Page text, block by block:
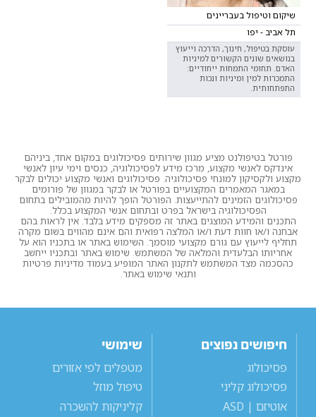
שיקום וטיפול בעבריינים
תל אביב - יפו
עוסקת בטיפול, חינוך, הדרכה וייעוץ
בנושאים שונים הקשורים למיניות
האדם. תחומי התמחות ייחודיים:
התמכרות למין ומיניות ונכות
התפתחותית.
פורטל בטיפולנט מציע מגוון שירותים פסיכולוגים במקום אחד, ביניהם
אינדקס לאנשי מקצוע, מרכז מידע לפסיכולוגיה, כנסים וימי עיון לאנשי
מקצוע ולקסיקון למונחי פסיכולוגיה. פסיכולוגים ואנשי מקצוע יכולים לבקר
במאגר המאמרים המקצועיים בפורטל או לבקר במגוון של פורומים
פסיכולוגים הזמינים להתייעצות. הפורטל הופך להיות מהמובילים בתחום
הפסיכולוגיה בישראל בפרט ובתחום אנשי המקצוע בכלל.
התכנים והמידע המוצגים באתר זה מספקים מידע בלבד. אין לראות בהם
אבחנה ו/או חוות דעת ו/או המלצה רפואית והם אינם מהווים בשום מקרה
תחליף לייעוץ עם גורם מקצועי מוסמך. השימוש באתר או בתכניו הוא על
אחריותו הבלעדית והמלאה של המשתמש. שימוש באתר ובתכניו ייחשב
כהסכמה מצד המשתמש לתקנון האתר המופיע בעמוד מדיניות פרטיות
ותנאי שימוש באתר.
חיפושים נפוצים
פסיכולוג
פסיכולוג קליני
אוטיזם | ASD
שימושי
מטפלים לפי אזורים
טיפול מוזל
קליניקות להשכרה